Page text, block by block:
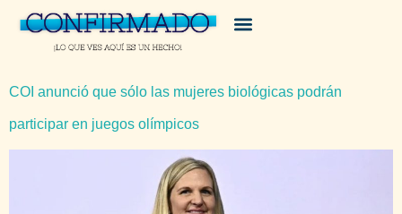
COI anunció que sólo las mujeres biológicas podrán
participar en juegos olímpicos